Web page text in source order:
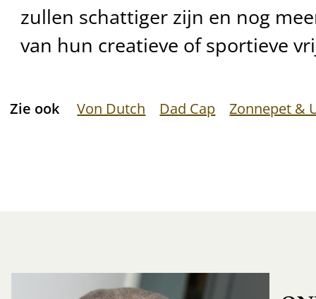
zullen schattiger zijn en nog
van hun creatieve of sportieve
Zie ook Von Dutch Dad Cap Zonnepet &